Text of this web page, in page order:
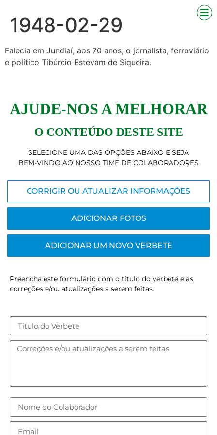
1948-02-29
Falecia em Jundiaí, aos 70 anos, o jornalista, ferroviário
e político Tibúrcio Estevam de Siqueira.
AJUDE-NOS A MELHORAR
O CONTEÚDO DESTE SITE
SELECIONE UMA DAS OPÇÕES ABAIXO E SEJA
BEM-VINDO AO NOSSO TIME DE COLABORADORES
CORRIGIR OU ATUALIZAR INFORMAÇÕES
ADICIONAR FOTOS
ADICIONAR UM NOVO VERBETE
Preencha este formulário com o título do verbete e as
correções e/ou atualizações a serem feitas.